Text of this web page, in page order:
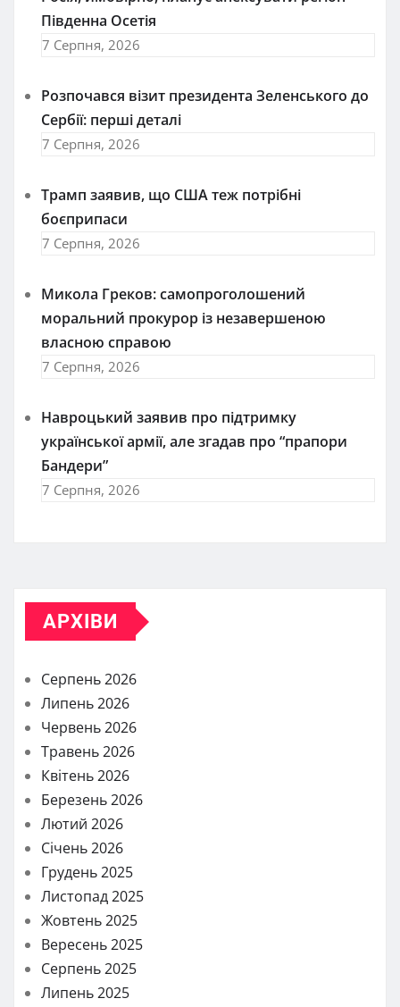
Південна Осетія
7 Серпня, 2026
Розпочався візит президента Зеленського до
Сербії: перші деталі
7 Серпня, 2026
Трамп заявив, що США теж потрібні
боєприпаси
7 Серпня, 2026
Микола Греков: самопроголошений
моральний прокурор із незавершеною
власною справою
7 Серпня, 2026
Навроцький заявив про підтримку
української армії, але згадав про “прапори
Бандери”
7 Серпня, 2026
АРХІВИ
Серпень 2026
Липень 2026
Червень 2026
Травень 2026
Квітень 2026
Березень 2026
Лютий 2026
Січень 2026
Грудень 2025
Листопад 2025
Жовтень 2025
Вересень 2025
Серпень 2025
Липень 2025